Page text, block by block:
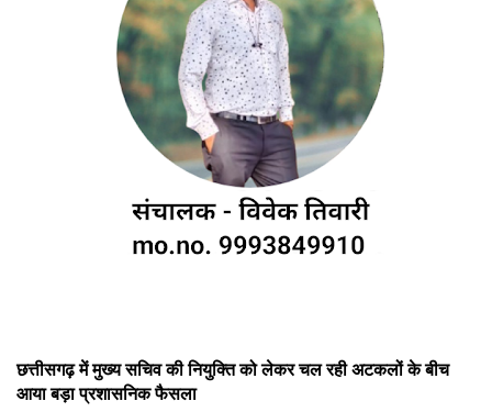
छत्तीसगढ़ में मुख्य सचिव की नियुक्ति को लेकर चल रही अटकलों के बीच
आया बड़ा प्रशासनिक फैसला